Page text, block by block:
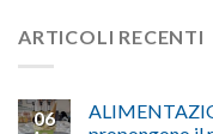
ARTICOLI RECENTI
06